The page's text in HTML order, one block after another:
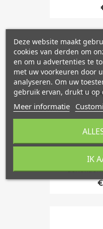
Deze website maakt
cookies van derden om
en om u advertenties te
met uw voorkeuren door
analyseren. Om uw
gebruik ervan, drukt u op
Meer informatie
IK